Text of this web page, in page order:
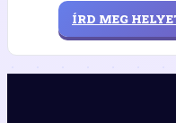
ÍRD MEG